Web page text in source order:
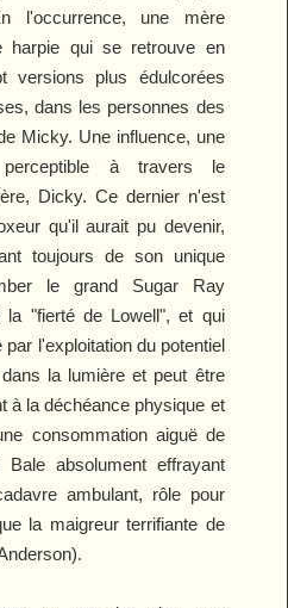
l'occurrence, une mère
harpie qui se retrouve en
versions plus édulcorées
dans les personnes des
Micky. Une influence, une
perceptible à travers le
Dicky. Ce dernier n'est
qu'il aurait pu devenir,
toujours de son unique
le grand Sugar Ray
la "fierté de Lowell", et qui
l'exploitation du potentiel
la lumière et peut être
à la déchéance physique et
consommation aiguë de
absolument effrayant
ambulant, rôle pour
la maigreur terrifiante de